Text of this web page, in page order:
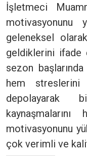
İşletmeci
geleneksel
geldiklerini ifade
sezon
hem streslerini
depolayarak
kaynaşmalarını
motivasyonunu
çok verimli ve